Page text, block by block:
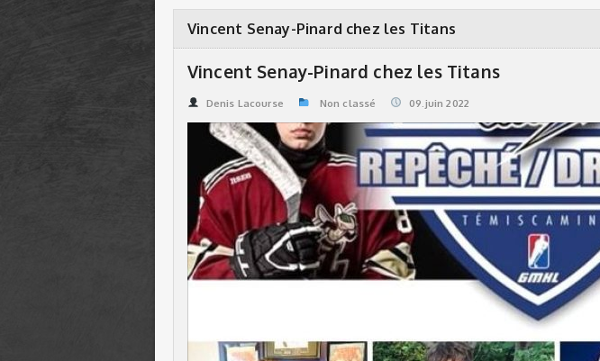
GALERIE PHOTOS
STATISTIQUES
ORGANISATION
CALENDRIER
COMMANDITAIRES
STATISTIQUES DE LA LIGUE
Vincent Senay-Pinard chez les Titans
Vincent Senay-Pinard chez les Titans
Denis Lacourse Non classé 09.juin 2022